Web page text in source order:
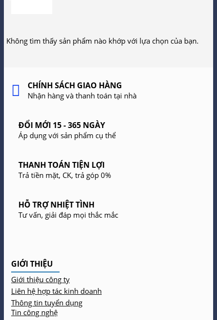
Không tìm thấy sản phẩm nào khớp với lựa chọn của bạn.
CHÍNH SÁCH GIAO HÀNG
Nhận hàng và thanh toán tại nhà
ĐỔI MỚI 15 - 365 NGÀY
Áp dụng với sản phẩm cụ thể
THANH TOÁN TIỆN LỢI
Trả tiền mặt, CK, trả góp 0%
HỖ TRỢ NHIỆT TÌNH
Tư vấn, giải đáp mọi thắc mắc
GIỚI THIỆU
Giới thiệu công ty
Liên hệ hợp tác kinh doanh
Thông tin tuyển dụng
Tin công nghệ